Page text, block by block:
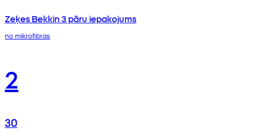
Zeķes Bekkin 3 pāru iepakojums
no mikrofibras
2
30